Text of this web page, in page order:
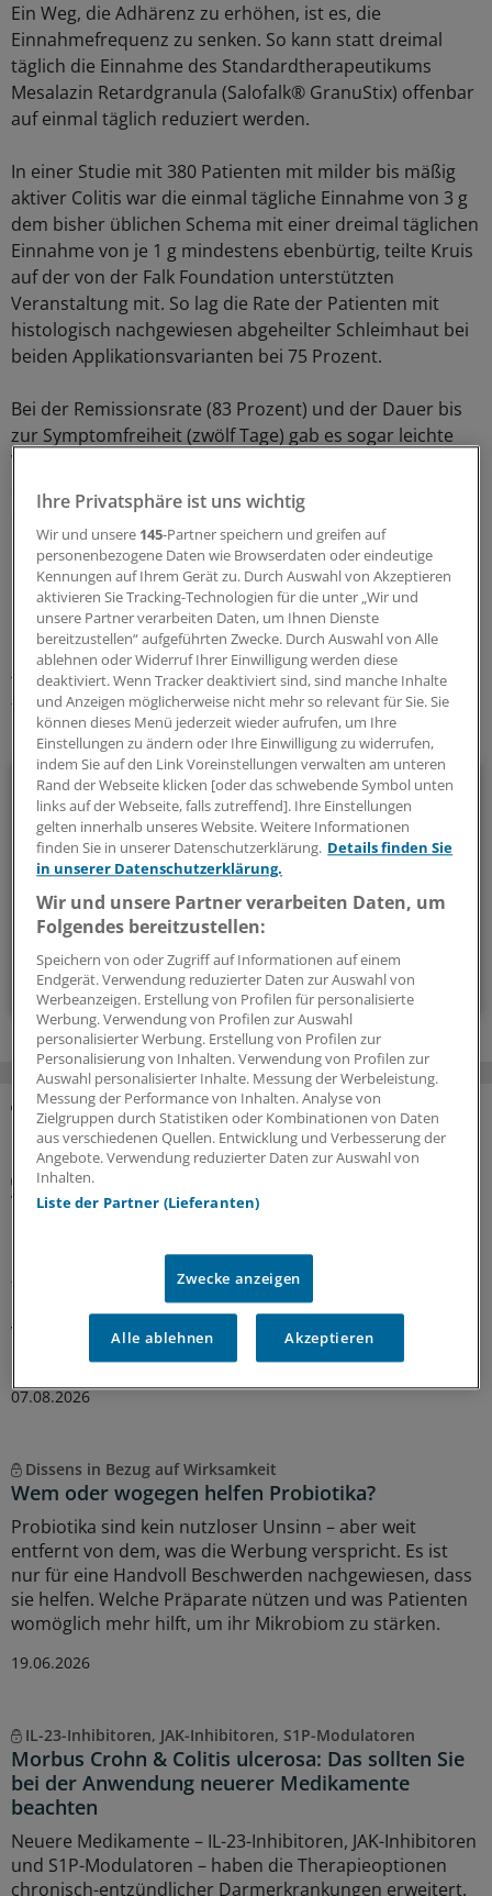
Ein Weg, die Adhärenz zu erhöhen, ist es, die
Einnahmefrequenz zu senken. So kann statt dreimal
täglich die Einnahme des Standardtherapeutikums
Mesalazin Retardgranula (Salofalk® GranuStix) offenbar
auf einmal täglich reduziert werden.
In einer Studie mit 380 Patienten mit milder bis mäßig
aktiver Colitis war die einmal tägliche Einnahme von 3 g
dem bisher üblichen Schema mit einer dreimal täglichen
Einnahme von je 1 g mindestens ebenbürtig, teilte Kruis
auf der von der Falk Foundation unterstützten
Veranstaltung mit. So lag die Rate der Patienten mit
histologisch nachgewiesen abgeheilter Schleimhaut bei
beiden Applikationsvarianten bei 75 Prozent.
Bei der Remissionsrate (83 Prozent) und der Dauer bis
zur Symptomfreiheit (zwölf Tage) gab es sogar leichte
Vorteile für das neue Therapieschema. Deshalb
empfiehlt Kruis die einmal tägliche Einnahme als neuen
Standard für die Mesalazin-Therapie.
0
Schlagworte:
Chronische Darmentzündungen Allgemeinmedizin
Innere Medizin
Ihr Newsletter zum Thema
Gastroenterologie
Wissenswertes aus der Gastroenterologie finden Sie in
diesem Newsletter regelmäßig kompakt zusammengestellt.
alle 3 Wochen (Donnerstag)
Zum Abonnieren bitte anmelden
MEHR ZUM THEMA
Interview
Vegetarische und vegane Ernährung bei Kindern
Rein pflanzliche Ernährung bei Heranwachsenden kann
funktionieren, jedoch kommt es auf die Umsetzung an.
Ein Kinder- und Jugendmediziner erklärt, wann
Veganismus nichts für Kinder ist und wann diese
Ernährung vorteilhaft sein könnte.
07.08.2026
Dissens in Bezug auf Wirksamkeit
Wem oder wogegen helfen Probiotika?
Probiotika sind kein nutzloser Unsinn – aber weit
entfernt von dem, was die Werbung verspricht. Es ist
nur für eine Handvoll Beschwerden nachgewiesen, dass
sie helfen. Welche Präparate nützen und was Patienten
womöglich mehr hilft, um ihr Mikrobiom zu stärken.
19.06.2026
IL-23-Inhibitoren, JAK-Inhibitoren, S1P-Modulatoren
Morbus Crohn & Colitis ulcerosa: Das sollten Sie
bei der Anwendung neuerer Medikamente
beachten
Neuere Medikamente – IL-23-Inhibitoren, JAK-Inhibitoren
und S1P-Modulatoren – haben die Therapieoptionen
chronisch-entzündlicher Darmerkrankungen erweitert.
Ihre Privatsphäre ist uns wichtig
Wir und unsere 145-Partner speichern und greifen auf
personenbezogene Daten wie Browserdaten oder eindeutige
Kennungen auf Ihrem Gerät zu. Durch Auswahl von Akzeptieren
aktivieren Sie Tracking-Technologien für die unter „Wir und
unsere Partner verarbeiten Daten, um Ihnen Dienste
bereitzustellen“ aufgeführten Zwecke. Durch Auswahl von Alle
ablehnen oder Widerruf Ihrer Einwilligung werden diese
deaktiviert. Wenn Tracker deaktiviert sind, sind manche Inhalte
und Anzeigen möglicherweise nicht mehr so relevant für Sie. Sie
können dieses Menü jederzeit wieder aufrufen, um Ihre
Einstellungen zu ändern oder Ihre Einwilligung zu widerrufen,
indem Sie auf den Link Voreinstellungen verwalten am unteren
Rand der Webseite klicken [oder das schwebende Symbol unten
links auf der Webseite, falls zutreffend]. Ihre Einstellungen
gelten innerhalb unseres Website. Weitere Informationen
finden Sie in unserer Datenschutzerklärung. Details finden Sie
in unserer Datenschutzerklärung.
Wir und unsere Partner verarbeiten Daten, um
Folgendes bereitzustellen:
Speichern von oder Zugriff auf Informationen auf einem
Endgerät. Verwendung reduzierter Daten zur Auswahl von
Werbeanzeigen. Erstellung von Profilen für personalisierte
Werbung. Verwendung von Profilen zur Auswahl
personalisierter Werbung. Erstellung von Profilen zur
Personalisierung von Inhalten. Verwendung von Profilen zur
Auswahl personalisierter Inhalte. Messung der Werbeleistung.
Messung der Performance von Inhalten. Analyse von
Zielgruppen durch Statistiken oder Kombinationen von Daten
aus verschiedenen Quellen. Entwicklung und Verbesserung der
Angebote. Verwendung reduzierter Daten zur Auswahl von
Inhalten.
Liste der Partner (Lieferanten)
Zwecke anzeigen
Alle ablehnen Akzeptieren